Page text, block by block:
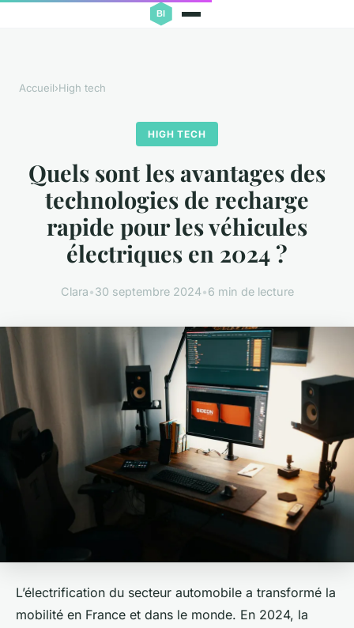
Accueil›High tech
HIGH TECH
Quels sont les avantages des
technologies de recharge
rapide pour les véhicules
électriques en 2024 ?
Clara•30 septembre 2024•6 min de lecture
L’électrification du secteur automobile a transformé la
mobilité en France et dans le monde. En 2024, la